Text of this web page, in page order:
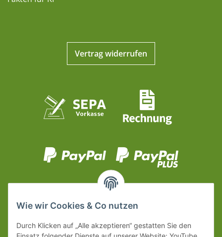
Vertrag widerrufen
Wie wir Cookies & Co nutzen
Durch Klicken auf „Alle akzeptieren“ gestatten Sie den